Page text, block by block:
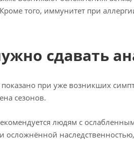
того, иммунитет при
сдавать
при уже возникших
сезонов.
людям с
осложнённой